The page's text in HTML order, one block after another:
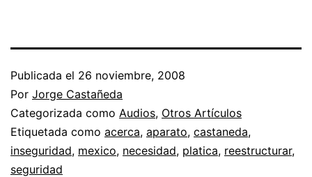
Publicada el 26 noviembre, 2008
Por Jorge Castañeda
Categorizada como Audios, Otros Artículos
Etiquetada como acerca, aparato, castaneda,
inseguridad, mexico, necesidad, platica, reestructurar,
seguridad